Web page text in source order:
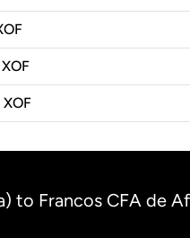
XOF
XOF
to Francos CFA de